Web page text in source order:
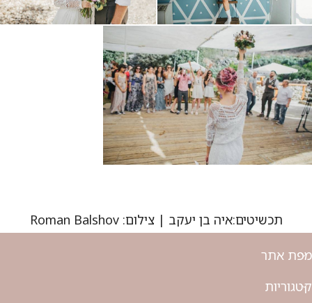
תכשיטים:איה בן יעקב | צילום: Roman Balshov
מפת אתר
קטגוריות